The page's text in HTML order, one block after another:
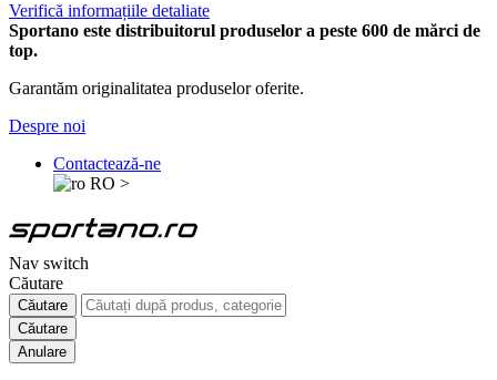
Verifică informațiile detaliate
Sportano este distribuitorul produselor a peste 600 de mărci de
top.
Garantăm originalitatea produselor oferite.
Despre noi
Contactează-ne
RO >
Nav switch
Căutare
Căutare
Căutare
Anulare